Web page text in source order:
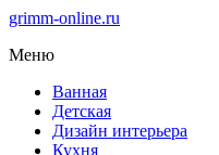
grimm-online.ru
Меню
Ванная
Детская
Дизайн интерьера
Кухня